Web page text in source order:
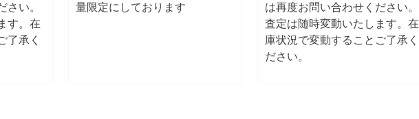
さい。
す。在
了承く
量限定にしております
は再度お問い合わせください。
査定は随時変動いたします。在
庫状況で変動することご了承く
ださい。